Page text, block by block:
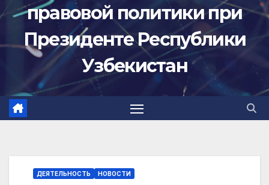
правовой политики при
Президенте Республики
Узбекистан
ДЕЯТЕЛЬНОСТЬ НОВОСТИ